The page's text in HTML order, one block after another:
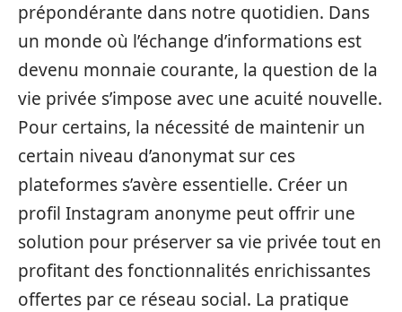
prépondérante dans notre quotidien. Dans
un monde où l’échange d’informations est
devenu monnaie courante, la question de la
vie privée s’impose avec une acuité nouvelle.
Pour certains, la nécessité de maintenir un
certain niveau d’anonymat sur ces
plateformes s’avère essentielle. Créer un
profil Instagram anonyme peut offrir une
solution pour préserver sa vie privée tout en
profitant des fonctionnalités enrichissantes
offertes par ce réseau social. La pratique